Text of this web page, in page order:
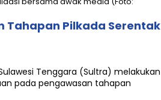
Tahapan Pilkada Serentak
Sulawesi Tenggara (Sultra) melakukan
pada pengawasan tahapan